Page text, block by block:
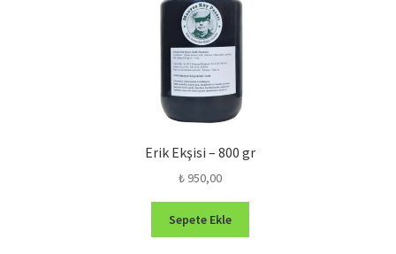
Erik Ekşisi – 800 gr
₺ 950,00
Sepete Ekle